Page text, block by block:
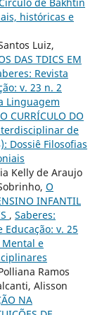
históricas e
Luiz,
DAS TDICS EM
Revista
v. 23 n. 2
Linguagem
CURRÍCULO DO
de
Dossiê Filosofias
Kelly de Araujo
O
INFANTIL
, Saberes:
v. 25
Mental e
Ramos
Alisson
NA